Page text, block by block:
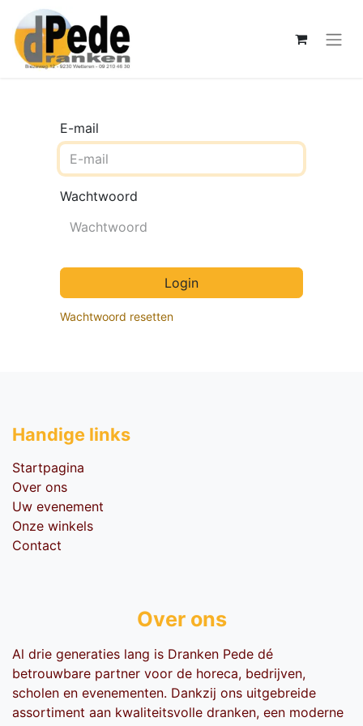
E-mail
Wachtwoord
Login
Wachtwoord resetten
Handige li​nks
Startpagina
Over ons
Uw evenement
Onze winkels
Contact
Over ons
Al drie generaties lang is Dranken Pede dé
betrouwbare partner voor de horeca, bedrijven,
scholen en evenementen. Dankzij ons uitgebreide
assortiment aan kwaliteitsvolle dranken, een moderne